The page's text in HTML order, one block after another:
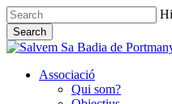
Skip
to
main
content
Search
Close
Associació
Qui som?